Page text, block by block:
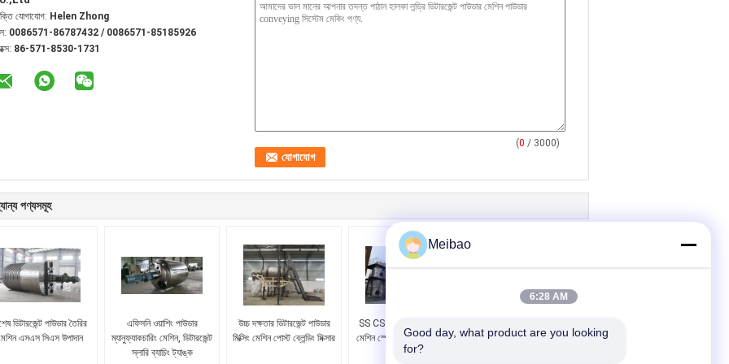
যোগাযোগ: Helen Zhong
0086571-86787432 / 0086571-85185926
86-571-8530-1731
(0 / 3000)
পণ্যসমূহ
ডিটারজেন্ট পাউডার তৈরির
এসএস সিএস উপাদান
এফিসনি ওয়াশিং পাউডার
ম্যানুফ্যাকচারিং মেশিন, ডিটারজেন্ট
স্লারি ব্যাচিং ট্যাঙ্ক
উচ্চ দক্ষতার ডিটারজেন্ট পাউডার
মিক্সিং মেশিন পোস্ট ব্লেন্ডিং মিক্সার
SS CS ওয়াশিং পাউডার মেকিং
মেশিন স্প্রে প্রক্রিয়া সাইক্লোন
ডিডাস্টার
উত্পাদন মেশিন
Meibao
6:28 AM
Good day, what product are you looking
for?